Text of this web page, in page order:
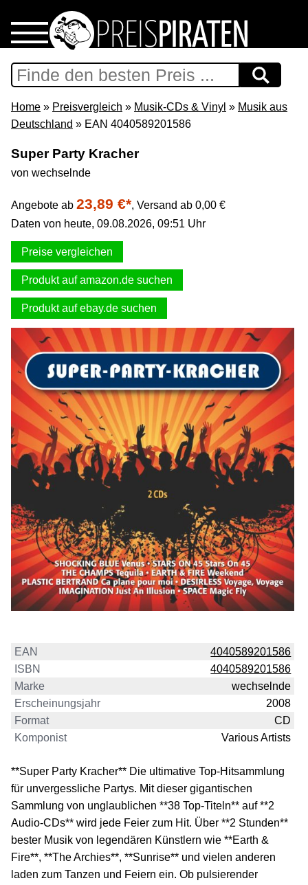
Home
Download
Support & Newsletter
Presse
Datenschutz
Impressum
Home » Preisvergleich » Musik-CDs & Vinyl » Musik aus
Deutschland » EAN 4040589201586
Super Party Kracher
von wechselnde
Angebote ab 23,89 €*, Versand ab 0,00 €
Daten von heute, 09.08.2026, 09:51 Uhr
Preise vergleichen
Produkt auf amazon.de suchen
Produkt auf ebay.de suchen
EAN
4040589201586
ISBN
4040589201586
Marke
wechselnde
Erscheinungsjahr
2008
Format
CD
Komponist
Various Artists
**Super Party Kracher** Die ultimative Top-Hitsammlung
für unvergessliche Partys. Mit dieser gigantischen
Sammlung von unglaublichen **38 Top-Titeln** auf **2
Audio-CDs** wird jede Feier zum Hit. Über **2 Stunden**
bester Musik von legendären Künstlern wie **Earth &
Fire**, **The Archies**, **Sunrise** und vielen anderen
laden zum Tanzen und Feiern ein. Ob pulsierender